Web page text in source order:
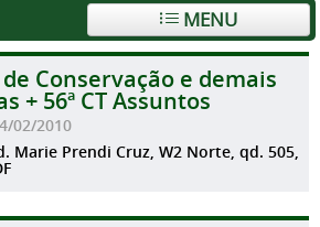
MENU
de Conservação e demais
+ 56ª CT Assuntos
02/2010
Marie Prendi Cruz, W2 Norte, qd. 505,